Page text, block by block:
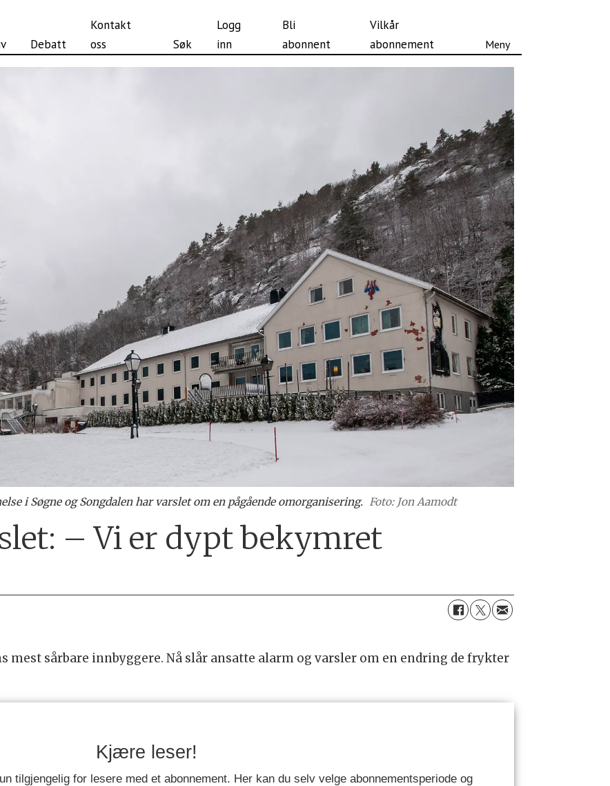
Debatt
Kontakt
oss
Søk
Logg
inn
Bli
abonnent
Vilkår
abonnement
i Søgne og Songdalen har varslet om en pågående omorganisering. Foto: Jon Aamodt
– Vi er dypt bekymret
mest sårbare innbyggere. Nå slår ansatte alarm og varsler om en endring de frykter
Kjære leser!
tilgjengelig for lesere med et abonnement. Her kan du selv velge abonnementsperiode og